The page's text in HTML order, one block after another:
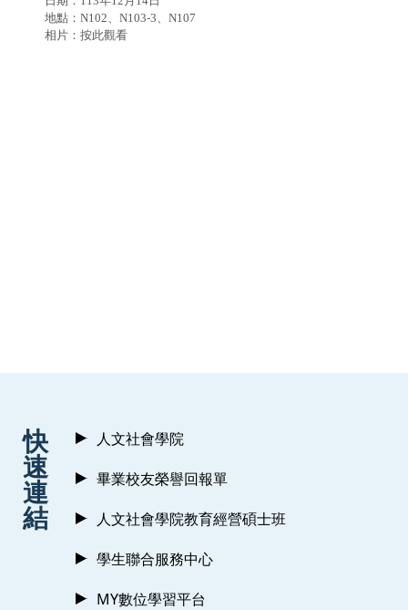
地點：N102、N103-3、N107
相片： 按此觀看
快
速
連
結
人文社會學院
畢業校友榮譽回報單
人文社會學院教育經營碩士班
學生聯合服務中心
MY數位學習平台